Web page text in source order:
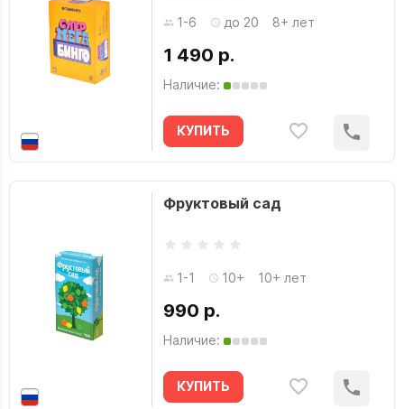
1-6 до 20 8+ лет
1 490 р.
Наличие:
КУПИТЬ
Фруктовый сад
1-1 10+ 10+ лет
990 р.
Наличие:
КУПИТЬ